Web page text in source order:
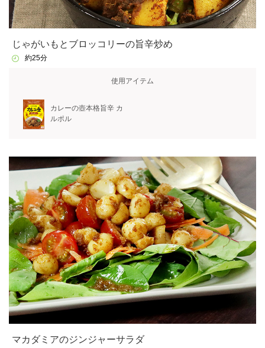
じゃがいもとブロッコリーの旨辛炒め
約25分
使用アイテム
カレーの壺本格旨辛 カ
ルポル
マカダミアのジンジャーサラダ